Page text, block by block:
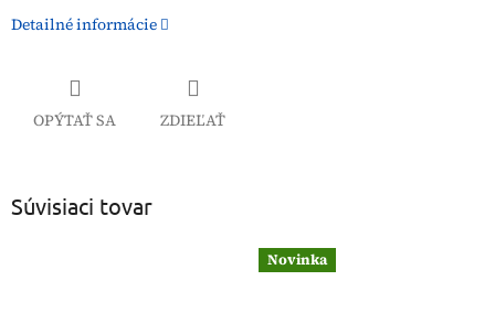
Detailné informácie
OPÝTAŤ SA ZDIEĽAŤ
Súvisiaci tovar
Novinka